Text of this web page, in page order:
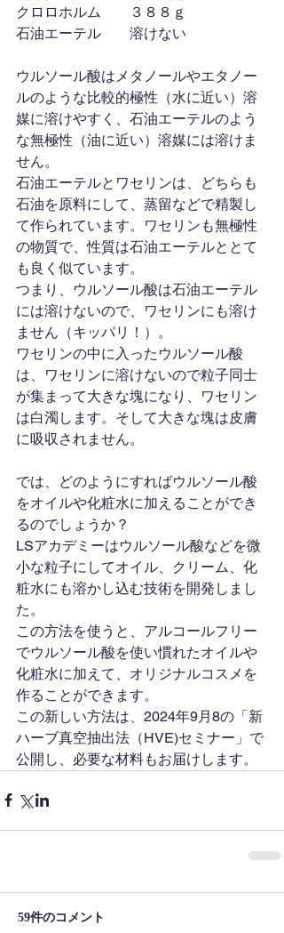
クロロホルム　　３８８ｇ
石油エーテル　　溶けない
ウルソール酸はメタノールやエタノー
ルのような比較的極性（水に近い）溶
媒に溶けやすく、石油エーテルのよう
な無極性（油に近い）溶媒には溶けま
せん。
石油エーテルとワセリンは、どちらも
石油を原料にして、蒸留などで精製し
て作られています。ワセリンも無極性
の物質で、性質は石油エーテルととて
も良く似ています。
つまり、ウルソール酸は石油エーテル
には溶けないので、ワセリンにも溶け
ません（キッパリ！）。
ワセリンの中に入ったウルソール酸
は、ワセリンに溶けないので粒子同士
が集まって大きな塊になり、ワセリン
は白濁します。そして大きな塊は皮膚
に吸収されません。
では、どのようにすればウルソール酸
をオイルや化粧水に加えることができ
るのでしょうか？
LSアカデミーはウルソール酸などを微
小な粒子にしてオイル、クリーム、化
粧水にも溶かし込む技術を開発しまし
た。
この方法を使うと、アルコールフリー
でウルソール酸を使い慣れたオイルや
化粧水に加えて、オリジナルコスメを
作ることができます。
この新しい方法は、2024年9月8の「新
ハーブ真空抽出法（HVE)セミナー」で
公開し、必要な材料もお届けします。
59件のコメント